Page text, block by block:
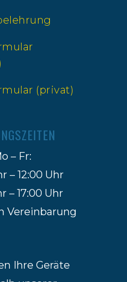
(privat)
– Fr:
– 12:00 Uhr
– 17:00 Uhr
Vereinbarung
Ihre Geräte